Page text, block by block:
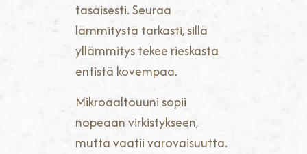
tasaisesti. Seuraa
lämmitystä tarkasti, sillä
yllämmitys tekee rieskasta
entistä kovempaa.
Mikroaaltouuni sopii
nopeaan virkistykseen,
mutta vaatii varovaisuutta.